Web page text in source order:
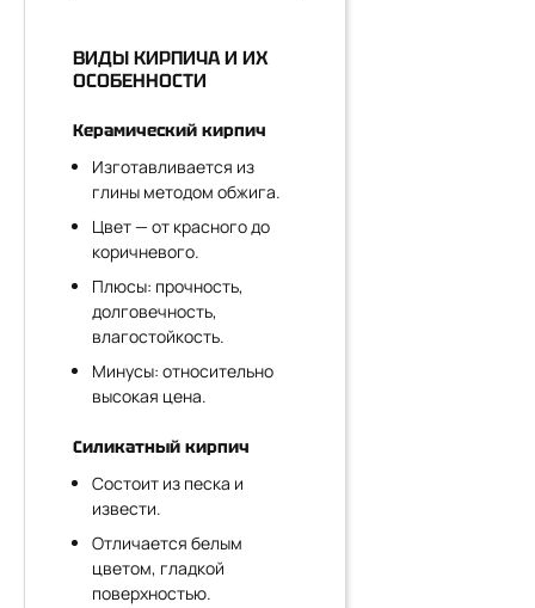
ВИДЫ КИРПИЧА И ИХ
ОСОБЕННОСТИ
Керамический кирпич
Изготавливается из
глины методом обжига.
Цвет — от красного до
коричневого.
Плюсы: прочность,
долговечность,
влагостойкость.
Минусы: относительно
высокая цена.
Силикатный кирпич
Состоит из песка и
извести.
Отличается белым
цветом, гладкой
поверхностью.